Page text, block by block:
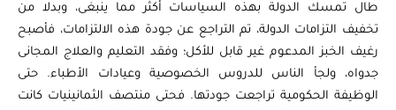
طال تمسك الدولة بهذه السياسات أكثر مما ينبغى، وبدلا من
تخفيف التزامات الدولة، تم التراجع عن جودة هذه الالتزامات، فأصبح
رغيف الخبز المدعوم غير قابل للأكل؛ وفقد التعليم والعلاج المجانى
جدواه، ولجأ الناس للدروس الخصوصية وعيادات الأطباء. حتى
الوظيفة الحكومية تراجعت جودتها. فحتى منتصف الثمانينيات كانت